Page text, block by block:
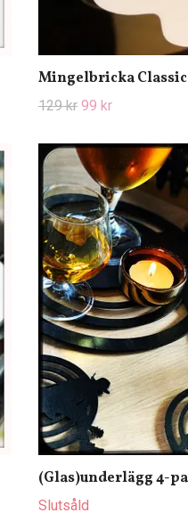
Mingelbricka
129 kr 99 kr
(Glas)underlägg 4-
Slutsåld